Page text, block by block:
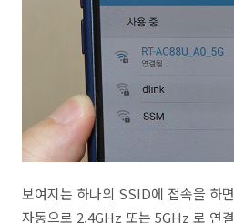
보여지는 하나의 SSID에 접속을 하
자동으로 2.4GHz 또는 5GHz 로 연